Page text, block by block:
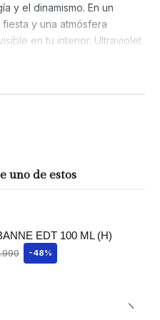
y el dinamismo. En un
y una atmósfera
en tu interior. Ultraviolet
con notas de
uno de estos
EDT 100 ML (H)
-48%